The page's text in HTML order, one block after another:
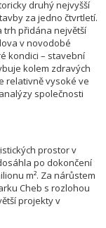
druhý nejvyšší
za jedno čtvrtletí.
trh přidána největší
v novodobé
kondici – stavební
kolem zdravých
relativně vysoké ve
společnosti
prostor v
po dokončení
m². Za nárůstem
Cheb s rozlohou
projekty v